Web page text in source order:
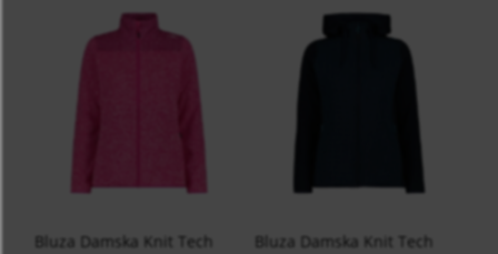
Bluza Damska Knit Tech
Bluza Damska Knit Tech